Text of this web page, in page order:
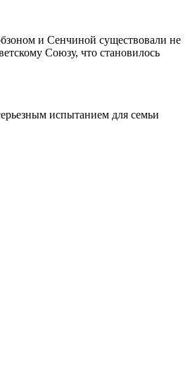
и Сенчиной существовали не
Союзу, что становилось
испытанием для семьи